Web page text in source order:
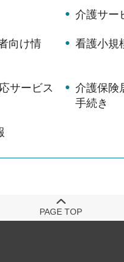
介護サー
向け情
看護小規
サービス
介護保険
手続き
PAGE TOP